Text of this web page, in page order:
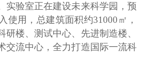
实验室正在建设未来科学园，预
使用，总建筑面积约31000㎡，
研楼、测试中心、先进制造楼、
交流中心，全力打造国际一流科